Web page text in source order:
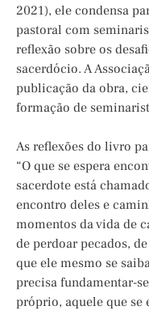
2021), ele condensa
pastoral com
reflexão sobre os
sacerdócio. A
publicação da obra,
formação de
As reflexões do livro
“O que se espera
sacerdote está
encontro deles e
momentos da vida de
de perdoar pecados,
que ele mesmo se
precisa fundamentar-
próprio, aquele que se